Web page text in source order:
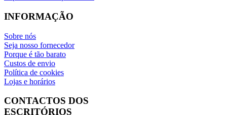
INFORMAÇÃO
Sobre nós
Seja nosso fornecedor
Porque é tão barato
Custos de envio
Política de cookies
Lojas e horários
CONTACTOS DOS
ESCRITÓRIOS